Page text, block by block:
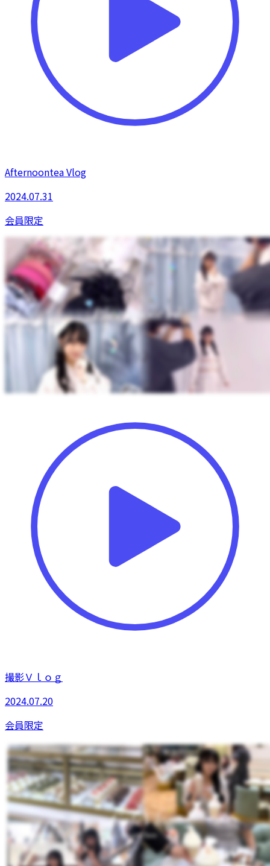
Afternoontea Vlog
2024.07.31
会員限定
撮影Ｖｌｏｇ
2024.07.20
会員限定